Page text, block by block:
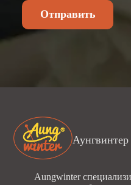
Отправить
Аунгвинтер
Aungwinter